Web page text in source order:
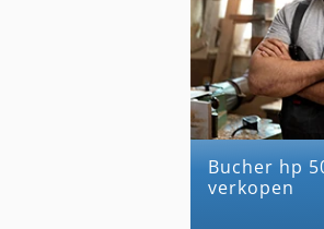
bucher hp 5000 direct
verkopen